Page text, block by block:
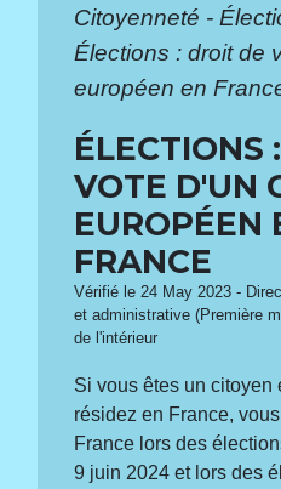
Citoyenneté -
Élections : droit de
européen en
ÉLECTIONS
VOTE D'UN
EUROPÉEN
FRANCE
Vérifié le 24 May 2023 -
et administrative (Première
de l'intérieur
Si vous êtes un citoyen
résidez en France,
France lors des
9 juin 2024 et lors des